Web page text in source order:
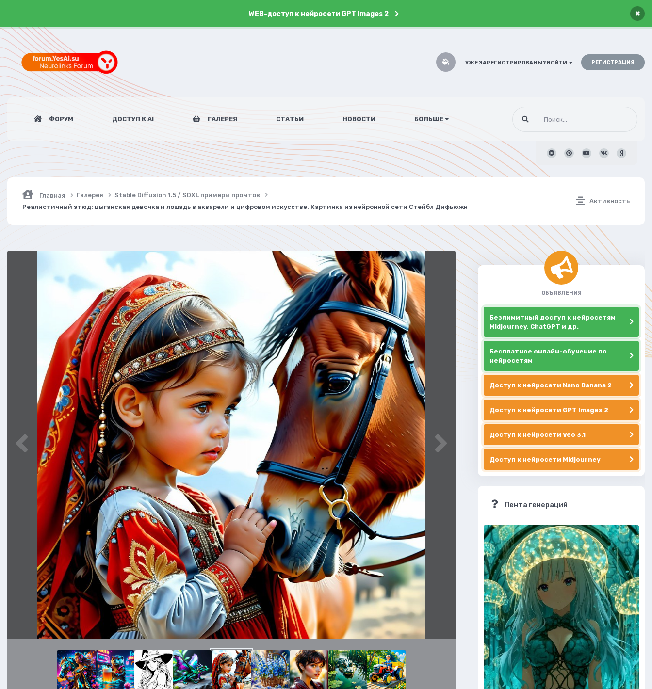
WEB-доступ к нейросети GPT Images 2 ×
УЖЕ ЗАРЕГИСТРИРОВАНЫ? ВОЙТИ РЕГИСТРАЦИЯ
ФОРУМ ДОСТУП К AI ГАЛЕРЕЯ СТАТЬИ НОВОСТИ БОЛЬШЕ
Активность
Главная Галерея
Stable Diffusion 1.5 / SDXL примеры промтов
Реалистичный этюд: цыганская девочка и лошадь в акварели и цифровом искусстве. Картинка из нейронной сети Стейбл Дифьюжн
ОБЪЯВЛЕНИЯ
Безлимитный доступ к нейросетям
Midjourney, ChatGPT и др.
Бесплатное онлайн-обучение по
нейросетям
Доступ к нейросети Nano Banana 2
Доступ к нейросети GPT Images 2
Доступ к нейросети Veo 3.1
Доступ к нейросети Midjourney
Лента генераций